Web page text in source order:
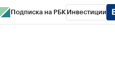
Подписка на РБК Инвестиции